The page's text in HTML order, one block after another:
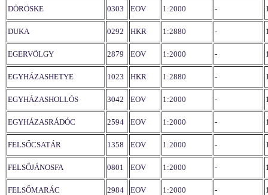
DÖRÖSKE 0303 EOV 1:2000 -
DUKA 0292 HKR 1:2880 -
EGERVÖLGY 2879 EOV 1:2000 -
EGYHÁZASHETYE 1023 HKR 1:2880 -
EGYHÁZASHOLLÓS 3042 EOV 1:2000 -
EGYHÁZASRÁDÓC 2594 EOV 1:2000 -
FELSŐCSATÁR 1358 EOV 1:2000 -
FELSŐJÁNOSFA 0801 EOV 1:2000 -
FELSŐMARÁC 2984 EOV 1:2000 -